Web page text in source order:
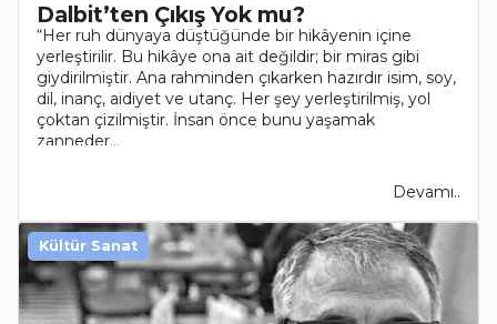
Dalbit’ten Çıkış Yok mu?
“Her ruh dünyaya düştüğünde bir hikâyenin içine
yerleştirilir. Bu hikâye ona ait değildir; bir miras gibi
giydirilmiştir. Ana rahminden çıkarken hazırdır isim, soy,
dil, inanç, aidiyet ve utanç. Her şey yerleştirilmiş, yol
çoktan çizilmiştir. İnsan önce bunu yaşamak
zanneder...
Devamı..
Kültür Sanat